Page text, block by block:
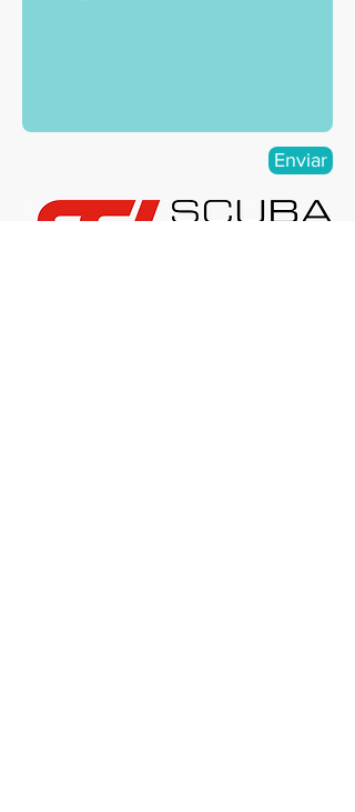
Enviar